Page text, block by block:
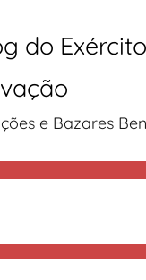
do
e Bazares